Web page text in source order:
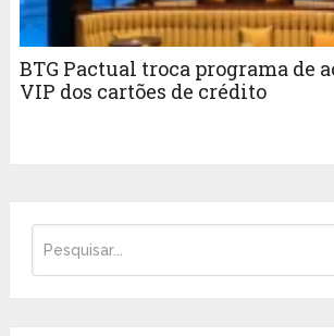
BTG Pactual troca programa de
VIP dos cartões de crédito